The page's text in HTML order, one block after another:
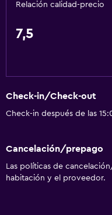
Nevera
Aire libre
Terraza
Relación calidad-precio
7,5
Check-in/Check-out
Check-in después de las
Cancelación/prepago
Las políticas de
habitación y el proveedor.